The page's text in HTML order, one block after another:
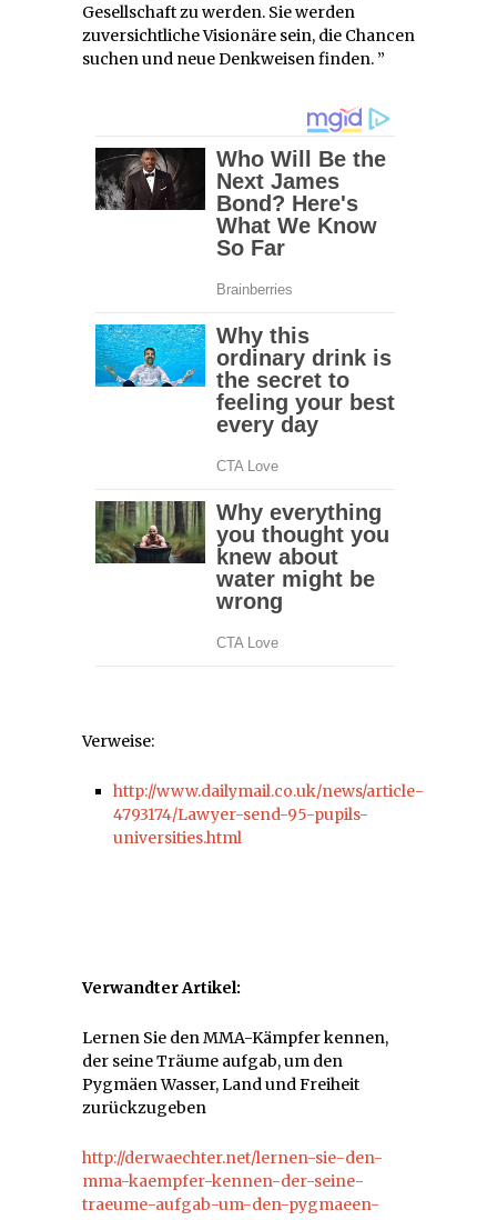
Gesellschaft zu werden. Sie werden
zuversichtliche Visionäre sein, die Chancen
suchen und neue Denkweisen finden. ”
Verweise:
http://www.dailymail.co.uk/news/article-
4793174/Lawyer-send-95-pupils-
universities.html
Verwandter Artikel:
Lernen Sie den MMA-Kämpfer kennen,
der seine Träume aufgab, um den
Pygmäen Wasser, Land und Freiheit
zurückzugeben
http://derwaechter.net/lernen-sie-den-
mma-kaempfer-kennen-der-seine-
traeume-aufgab-um-den-pygmaeen-